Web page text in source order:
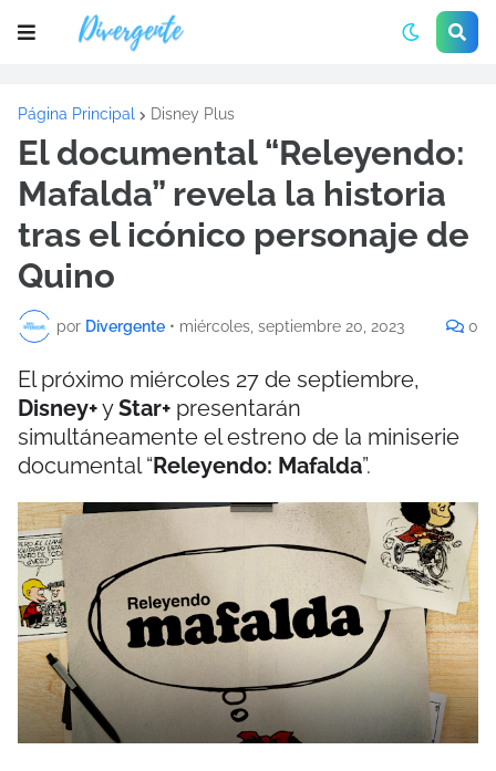
Página Principal Disney Plus
El documental “Releyendo:
Mafalda” revela la historia
tras el icónico personaje de
Quino
por Divergente • miércoles, septiembre 20, 2023 0
El próximo miércoles 27 de septiembre,
Disney+yStar+ presentarán
simultáneamente el estreno de la miniserie
documental “Releyendo: Mafalda”.